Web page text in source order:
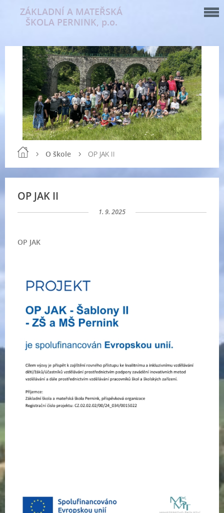
ZÁKLADNÍ A MATEŘSKÁ
ŠKOLA PERNINK, p.o.
O škole OP JAK II
OP JAK II
1. 9. 2025
OP JAK